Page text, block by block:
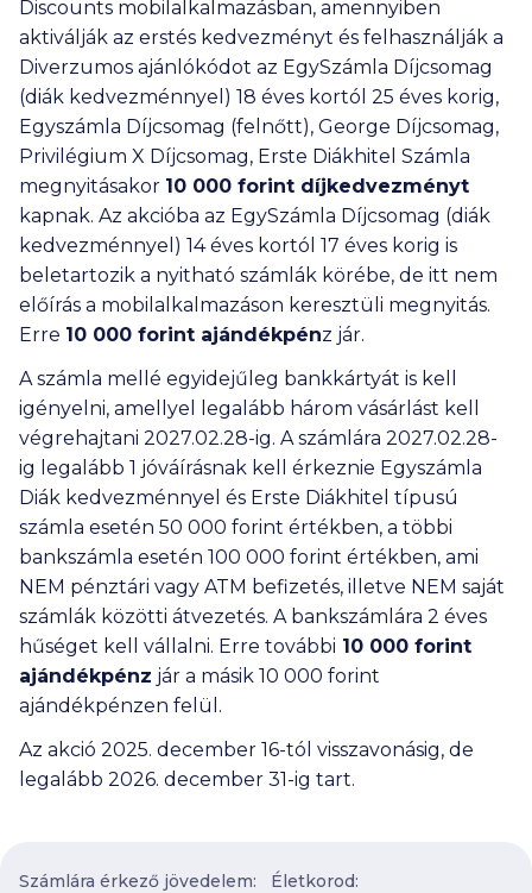
Discounts mobilalkalmazásban, amennyiben
aktiválják az erstés kedvezményt és felhasználják a
Diverzumos ajánlókódot az EgySzámla Díjcsomag
(diák kedvezménnyel) 18 éves kortól 25 éves korig,
Egyszámla Díjcsomag (felnőtt), George Díjcsomag,
Privilégium X Díjcsomag, Erste Diákhitel Számla
megnyitásakor 10 000 forint díjkedvezményt
kapnak. Az akcióba az EgySzámla Díjcsomag (diák
kedvezménnyel) 14 éves kortól 17 éves korig is
beletartozik a nyitható számlák körébe, de itt nem
előírás a mobilalkalmazáson keresztüli megnyitás.
Erre 10 000 forint ajándékpénz jár.
A számla mellé egyidejűleg bankkártyát is kell
igényelni, amellyel legalább három vásárlást kell
végrehajtani 2027.02.28-ig. A számlára 2027.02.28-
ig legalább 1 jóváírásnak kell érkeznie Egyszámla
Diák kedvezménnyel és Erste Diákhitel típusú
számla esetén 50 000 forint értékben, a többi
bankszámla esetén 100 000 forint értékben, ami
NEM pénztári vagy ATM befizetés, illetve NEM saját
számlák közötti átvezetés. A bankszámlára 2 éves
hűséget kell vállalni. Erre további 10 000 forint
ajándékpénz jár a másik 10 000 forint
ajándékpénzen felül.
Az akció 2025. december 16-tól visszavonásig, de
legalább 2026. december 31-ig tart.
Számlára érkező jövedelem: Életkorod: